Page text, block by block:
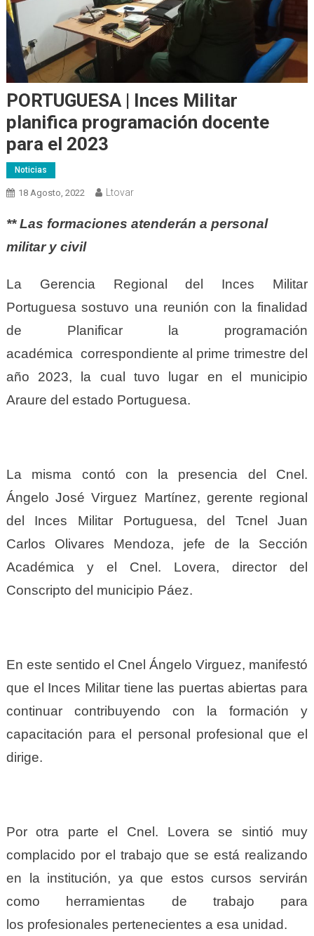
PORTUGUESA | Inces Militar
planifica programación docente
para el 2023
Noticias
18 Agosto, 2022 Ltovar
** Las formaciones atenderán a personal
militar y civil
La Gerencia Regional del Inces Militar
Portuguesa sostuvo una reunión con la finalidad
de Planificar la programación
académica correspondiente al prime trimestre del
año 2023, la cual tuvo lugar en el municipio
Araure del estado Portuguesa.
La misma contó con la presencia del Cnel.
Ángelo José Virguez Martínez, gerente regional
del Inces Militar Portuguesa,del Tcnel Juan
Carlos Olivares Mendoza, jefe de la Sección
Académica yel Cnel. Lovera,director del
Conscripto del municipio Páez.
En este sentido el Cnel Ángelo Virguez, manifestó
que el Inces Militar tiene las puertas abiertas para
continuar contribuyendo con la formación
y
capacitación para el personal profesional que el
dirige.
Por otra parte el Cnel. Lovera se sintió muy
complacido por el trabajo que se está realizando
en la institución, ya que estos cursos servirán
como herramientas de trabajo para
los profesionales pertenecientes a esa unidad.